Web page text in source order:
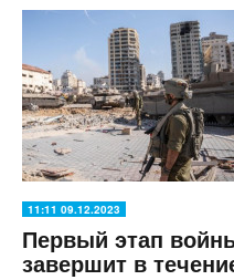
11:11 09.12.2023
Первый этап
завершит в